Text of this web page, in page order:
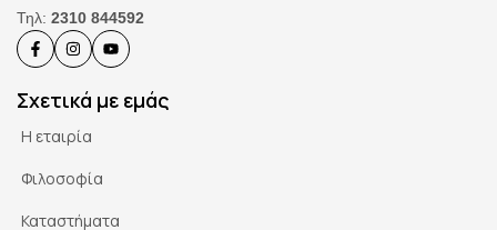
Τηλ: 2310 844592
Σχετικά με εμάς
Η εταιρία
Φιλοσοφία
Καταστήματα